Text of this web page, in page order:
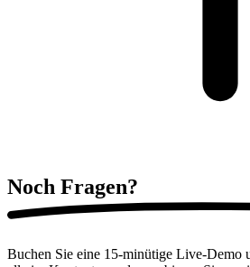
Noch Fragen?
Buchen Sie eine 15-minütige Live-Demo